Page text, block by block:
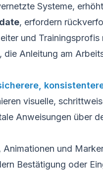
Systeme,
, erfordern
und
die Anleitung am
visuelle,
Anweisungen über
Animationen und
Bestätigung oder